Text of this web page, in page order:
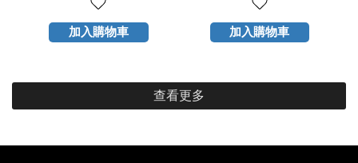
加入購物車 加入購物車
查看更多